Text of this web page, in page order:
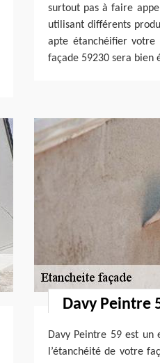
surtout pas à faire
utilisant différents
apte étanchéifier votre
façade 59230 sera bien
Davy Peintre
Davy Peintre 59 est
l’étanchéité de votre